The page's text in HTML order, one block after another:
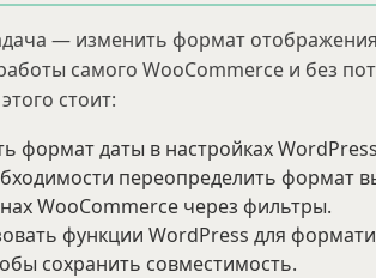
— изменить формат
самого WooCommerce и без
стоит:
формат даты в настройках
переопределить формат
WooCommerce через фильтры.
функции WordPress для
сохранить совместимость.